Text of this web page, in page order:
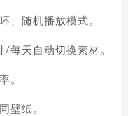
、随机播放模式。
每天自动切换素材。
。
壁纸。